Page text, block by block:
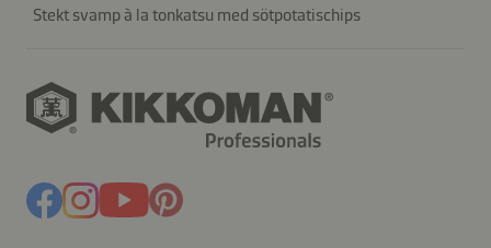
Stekt svamp à la tonkatsu med sötpotatischips